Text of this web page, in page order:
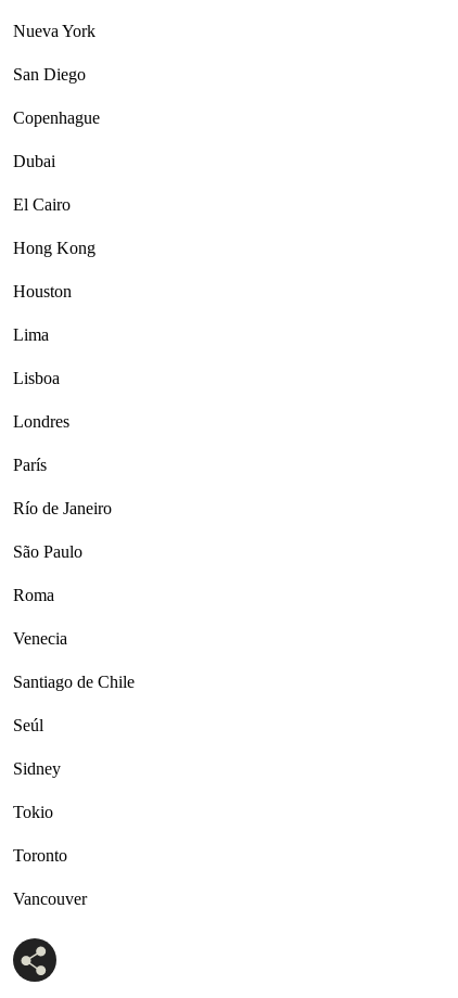
Nueva York
San Diego
Copenhague
Dubai
El Cairo
Hong Kong
Houston
Lima
Lisboa
Londres
París
Río de Janeiro
São Paulo
Roma
Venecia
Santiago de Chile
Seúl
Sidney
Tokio
Toronto
Vancouver